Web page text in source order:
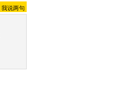
我说两句